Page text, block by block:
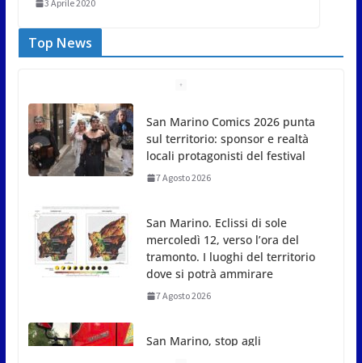
3 Aprile 2020
Top News
San Marino Comics 2026 punta
sul territorio: sponsor e realtà
locali protagonisti del festival
7 Agosto 2026
San Marino. Eclissi di sole
mercoledì 12, verso l’ora del
tramonto. I luoghi del territorio
dove si potrà ammirare
7 Agosto 2026
San Marino, stop agli